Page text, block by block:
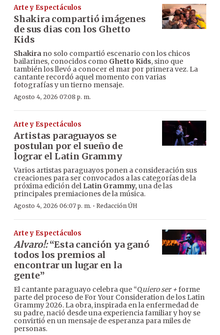
Arte y Espectáculos
Shakira compartió imágenes
de sus dias con los Ghetto
Kids
Shakira no solo compartió escenario con los chicos
bailarines, conocidos como Ghetto Kids, sino que
también los llevó a conocer el mar por primera vez. La
cantante recordó aquel momento con varias
fotografías y un tierno mensaje.
Agosto 4, 2026 07:08 p. m.
Arte y Espectáculos
Artistas paraguayos se
postulan por el sueño de
lograr el Latin Grammy
Varios artistas paraguayos ponen a consideración sus
creaciones para ser convocados a las categorías de la
próxima edición del Latin Grammy, una de las
principales premiaciones de la música.
Agosto 4, 2026 06:07 p. m. · Redacción ÚH
Arte y Espectáculos
Alvaro!:“Esta canción ya ganó
todos los premios al
encontrar un lugar en la
gente”
El cantante paraguayo celebra que “Quiero ser +forme
parte del proceso de For Your Consideration de los Latin
Grammy 2026. La obra, inspirada en la enfermedad de
su padre, nació desde una experiencia familiar y hoy se
convirtió en un mensaje de esperanza para miles de
personas.